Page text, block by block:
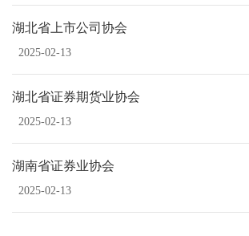
湖北省上市公司协会
2025-02-13
湖北省证券期货业协会
2025-02-13
湖南省证券业协会
2025-02-13